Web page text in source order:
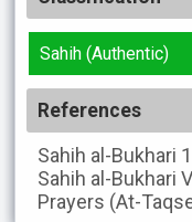
Sahih (Authentic)
References
Sahih al-Bukhari
Sahih al-Bukhari
Prayers (At-